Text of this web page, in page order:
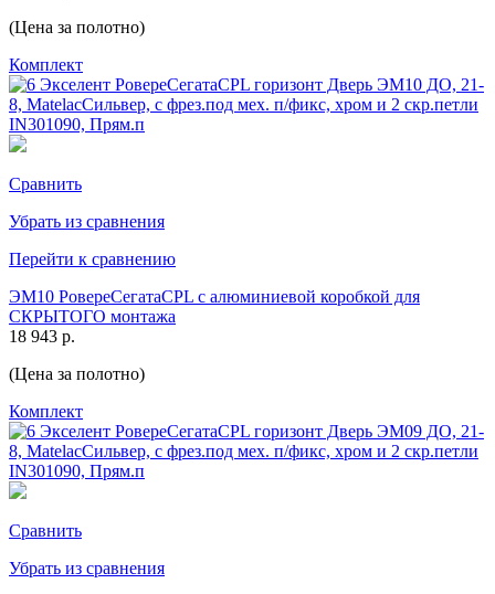
(Цена за полотно)
Комплект
Сравнить
Убрать из сравнения
Перейти к сравнению
ЭМ10 РовереСегатаCPL с алюминиевой коробкой для
СКРЫТОГО монтажа
18 943 р.
(Цена за полотно)
Комплект
Сравнить
Убрать из сравнения